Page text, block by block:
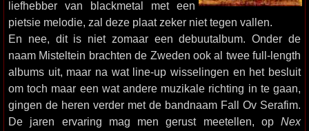
liefhebber van blackmetal met een
pietsie melodie, zal deze plaat zeker niet tegen vallen.
En nee, dit is niet zomaar een debuutalbum. Onder de
naam Misteltein brachten de Zweden ook al twee full-length
albums uit, maar na wat line-up wisselingen en het besluit
om toch maar een wat andere muzikale richting in te gaan,
gingen de heren verder met de bandnaam Fall Ov Serafim.
De jaren ervaring mag men gerust meetellen, op Nex